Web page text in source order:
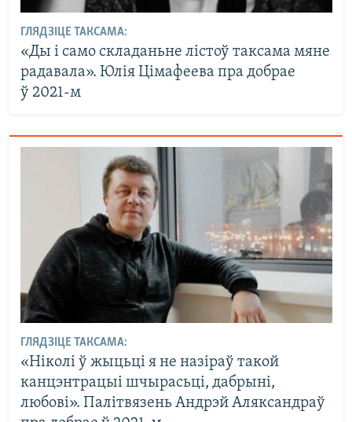
ГЛЯДЗІЦЕ ТАКСАМА:
«Ды і само складаньне лістоў таксама мяне
радавала». Юлія Цімафеева пра добрае
ў 2021-м
ГЛЯДЗІЦЕ ТАКСАМА:
«Ніколі ў жыцьці я не назіраў такой
канцэнтрацыі шчырасьці, дабрыні,
любові». Палітвязень Андрэй Аляксандраў